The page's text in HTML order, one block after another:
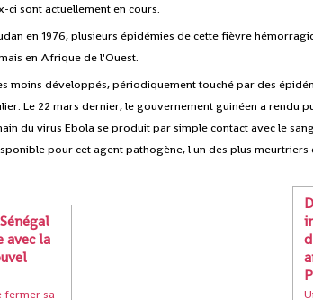
ci sont actuellement en cours.
en 1976, plusieurs épidémies de cette fièvre
en Afrique de l'Ouest.
moins développés, périodiquement touché par des
Le 22 mars dernier, le gouvernement guinéen a rendu
du virus Ebola se produit par simple contact avec le
pour cet agent pathogène, l'un des plus meurtriers
avec la
fermer sa